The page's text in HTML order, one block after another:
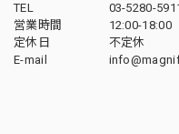
TEL
03-5280-
営業時間
12:00-18:00
定休日
不定休
E-mail